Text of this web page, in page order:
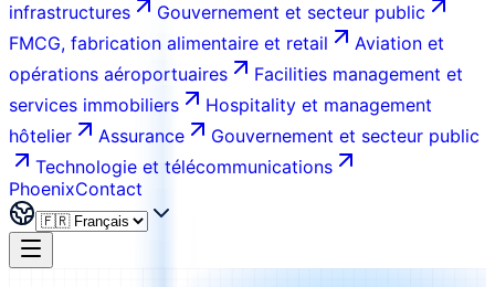
infrastructures
Gouvernement et secteur public
FMCG, fabrication alimentaire et retail
Aviation et
opérations aéroportuaires
Facilities management et
services immobiliers
Hospitality et management
hôtelier
Assurance
Gouvernement et secteur public
Technologie et télécommunications
PhoenixContact